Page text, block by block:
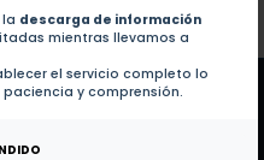
descarga de información
mientras llevamos a
el servicio completo lo
y comprensión.
de este autor.
de este autor.